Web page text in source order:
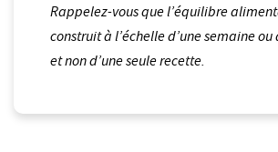
Rappelez-vous que l’équilibre
construit à l’échelle d’une semaine ou
et non d’une seule recette.